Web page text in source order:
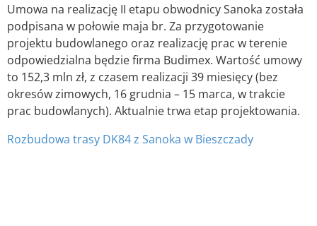
Umowa na realizację II etapu obwodnicy Sanoka została
podpisana w połowie maja br. Za przygotowanie
projektu budowlanego oraz realizację prac w terenie
odpowiedzialna będzie firma Budimex. Wartość umowy
to 152,3 mln zł, z czasem realizacji 39 miesięcy (bez
okresów zimowych, 16 grudnia – 15 marca, w trakcie
prac budowlanych). Aktualnie trwa etap projektowania.
Rozbudowa trasy DK84 z Sanoka w Bieszczady